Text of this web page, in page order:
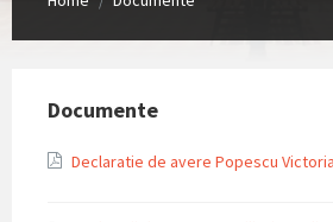
Documente
Declaratie de avere Popescu